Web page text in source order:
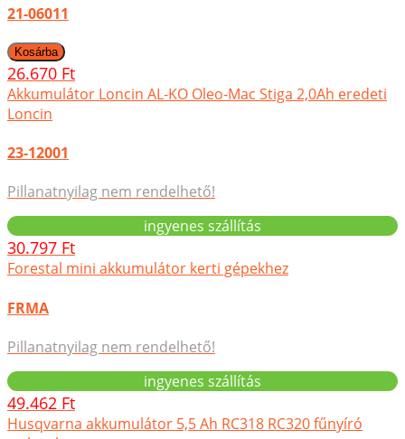
21-06011
26.670 Ft
Akkumulátor Loncin AL-KO Oleo-Mac Stiga 2,0Ah eredeti
Loncin
23-12001
Pillanatnyilag nem rendelhető!
ingyenes szállítás
30.797 Ft
Forestal mini akkumulátor kerti gépekhez
FRMA
Pillanatnyilag nem rendelhető!
ingyenes szállítás
49.462 Ft
Husqvarna akkumulátor 5,5 Ah RC318 RC320 fűnyíró